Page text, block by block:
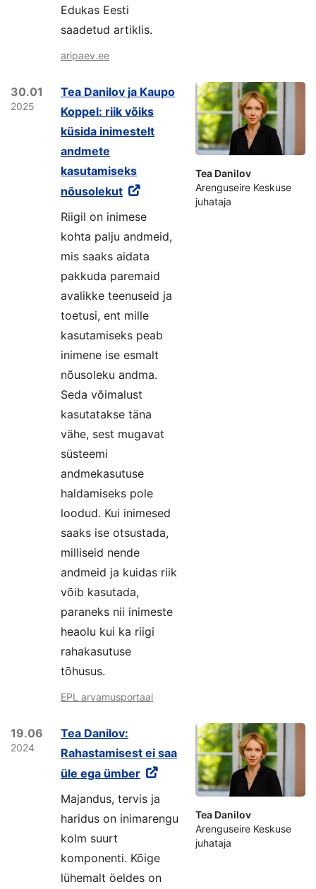
Edukas Eesti
saadetud artiklis.
aripaev.ee
30.01
2025
Tea Danilov ja Kaupo
Koppel: riik võiks
küsida inimestelt
andmete
kasutamiseks
nõusolekut
Riigil on inimese
kohta palju andmeid,
mis saaks aidata
pakkuda paremaid
avalikke teenuseid ja
toetusi, ent mille
kasutamiseks peab
inimene ise esmalt
nõusoleku andma.
Seda võimalust
kasutatakse täna
vähe, sest mugavat
süsteemi
andmekasutuse
haldamiseks pole
loodud. Kui inimesed
saaks ise otsustada,
milliseid nende
andmeid ja kuidas riik
võib kasutada,
paraneks nii inimeste
heaolu kui ka riigi
rahakasutuse
tõhusus.
EPL arvamusportaal
Tea Danilov
Arenguseire Keskuse
juhataja
19.06
2024
Tea Danilov:
Rahastamisest ei saa
üle ega ümber
Majandus, tervis ja
haridus on inimarengu
kolm suurt
komponenti. Kõige
lühemalt öeldes on
Tea Danilov
Arenguseire Keskuse
juhataja